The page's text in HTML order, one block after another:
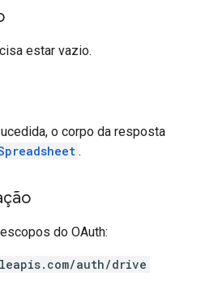
estar vazio.
o corpo da resposta
.
do OAuth:
auth/drive